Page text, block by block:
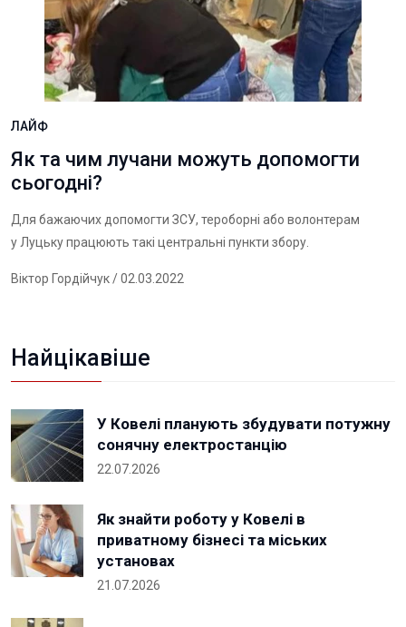
ЛАЙФ
Як та чим лучани можуть допомогти
сьогодні?
Для бажаючих допомогти ЗСУ, тероборні або волонтерам
у Луцьку працюють такі центральні пункти збору.
Віктор Гордійчук/ 02.03.2022
Найцікавіше
У Ковелі планують збудувати потужну
сонячну електростанцію
22.07.2026
Як знайти роботу у Ковелі в
приватному бізнесі та міських
установах
21.07.2026